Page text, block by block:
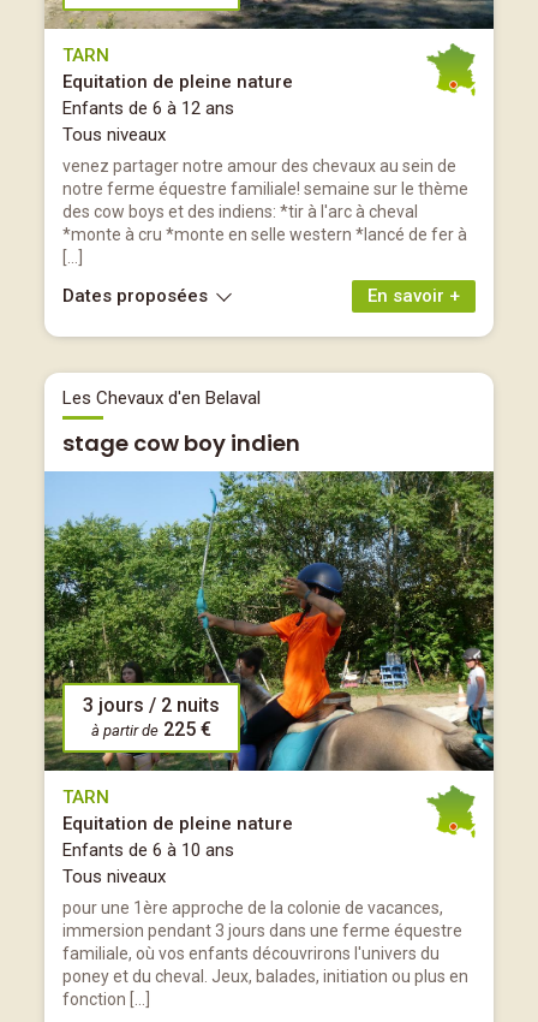
TARN
Equitation de pleine nature
Enfants de 6 à 12 ans
Tous niveaux
venez partager notre amour des chevaux au sein de
notre ferme équestre familiale! semaine sur le thème
des cow boys et des indiens: *tir à l'arc à cheval
*monte à cru *monte en selle western *lancé de fer à
En savoir +
Dates proposées
Les Chevaux d'en Belaval
stage cow boy indien
3 jours / 2 nuits
à partir de 225 €
TARN
Equitation de pleine nature
Enfants de 6 à 10 ans
Tous niveaux
pour une 1ère approche de la colonie de vacances,
immersion pendant 3 jours dans une ferme équestre
familiale, où vos enfants découvrirons l'univers du
poney et du cheval. Jeux, balades, initiation ou plus en
fonction […]